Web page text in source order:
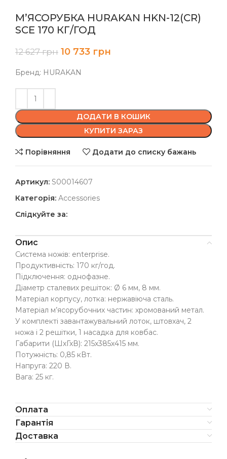
М’ЯСОРУБКА HURAKAN HKN-12(CR)
SCE 170 КГ/ГОД
12 627грн 10 733 грн
Бренд: HURAKAN
ДОДАТИ В КОШИК
КУПИТИ ЗАРАЗ
Порівняння Додати до списку бажань
Артикул: S00014607
Категорія: Accessories
Слідкуйте за:
Опис
Система ножів: enterprise.
Продуктивність: 170 кг/год.
Підключення: однофазне.
Діаметр сталевих решіток: Ø 6 мм, 8 мм.
Матеріал корпусу, лотка: нержавіюча сталь.
Матеріал м’ясорубочних частин: хромований метал.
У комплекті завантажувальний лоток, штовхач, 2
ножа і 2 решітки, 1 насадка для ковбас.
Габарити (ШхГхВ): 215х385х415 мм.
Потужність: 0,85 кВт.
Напруга: 220 В.
Вага: 25 кг.
Оплата
Гарантія
Доставка